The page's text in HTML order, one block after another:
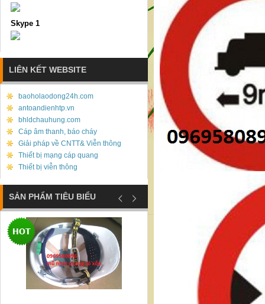
Skype 1
LIÊN KẾT WEBSITE
baoholaodong24h.com
antoandienhtp.vn
bhldchauhung.com
Cáp âm thanh, báo cháy
Giải pháp về CNTT& Viễn thông
Thiết bị mạng cáp quang
Thiết bị viễn thông
SẢN PHẨM TIÊU BIỂU